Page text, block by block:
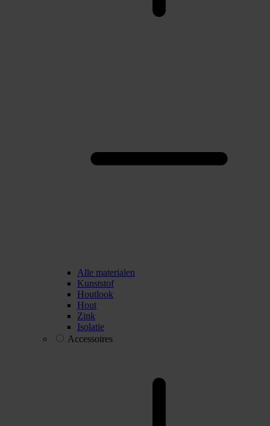
Alle materialen
Kunststof
Houtlook
Hout
Zink
Isolatie
Accessoires